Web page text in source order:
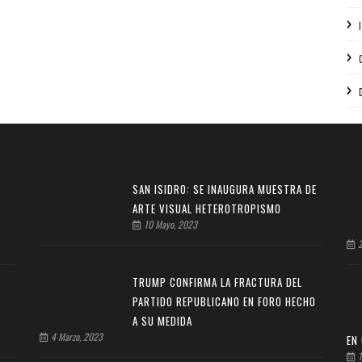
SAN ISIDRO: SE INAUGURA MUESTRA DE
ARTE VISUAL HETEROTROPISMO
10 Mayo, 2023
TRUMP CONFIRMA LA FRACTURA DEL
PARTIDO REPUBLICANO EN FORO HECHO
A SU MEDIDA
4 Marzo, 2023